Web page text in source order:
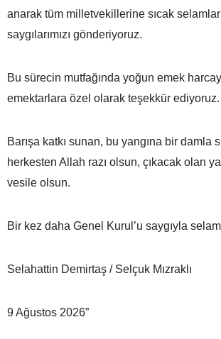
anarak tüm milletvekillerine sıcak
saygılarımızı gönderiyoruz.
Bu sürecin mutfağında yoğun emek
emektarlara özel olarak teşekkür ediyoruz.
Barışa katkı sunan, bu yangına bir damla
herkesten Allah razı olsun, çıkacak olan
vesile olsun.
Bir kez daha Genel Kurul’u saygıyla
Selahattin Demirtaş / Selçuk Mızraklı
9 Ağustos 2026”